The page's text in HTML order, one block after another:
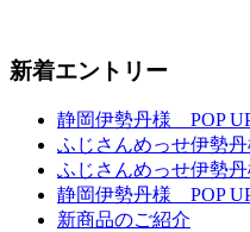
新着エントリー
静岡伊勢丹様 POP
ふじさんめっせ伊勢
ふじさんめっせ伊勢
静岡伊勢丹様 POP
新商品のご紹介